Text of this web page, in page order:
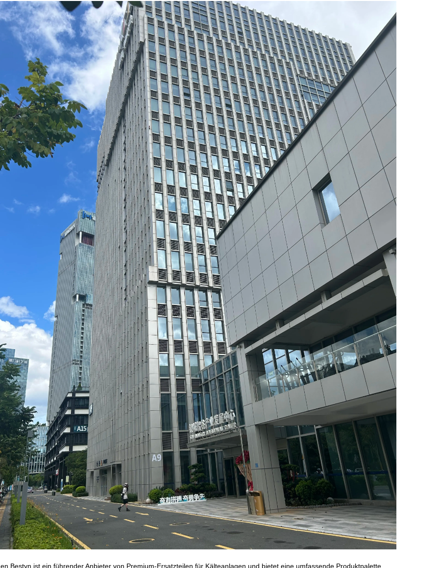
Bestyn ist ein führender Anbieter von Premium-Ersatzteilen für Kälteanlagen und bietet eine umfassende Produktpalette,